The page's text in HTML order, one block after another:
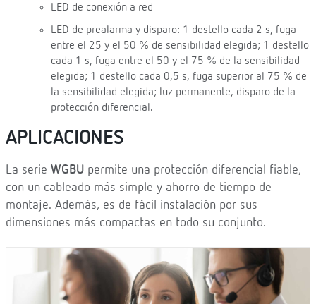
LED de conexión a red
LED de prealarma y disparo: 1 destello cada 2 s, fuga
entre el 25 y el 50 % de sensibilidad elegida; 1 destello
cada 1 s, fuga entre el 50 y el 75 % de la sensibilidad
elegida; 1 destello cada 0,5 s, fuga superior al 75 % de
la sensibilidad elegida; luz permanente, disparo de la
protección diferencial.
APLICACIONES
La serie WGBU permite una protección diferencial fiable,
con un cableado más simple y ahorro de tiempo de
montaje. Además, es de fácil instalación por sus
dimensiones más compactas en todo su conjunto.